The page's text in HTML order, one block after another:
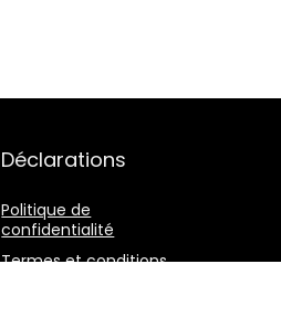
Déclarations
Politique de
confidentialité
Termes et conditions